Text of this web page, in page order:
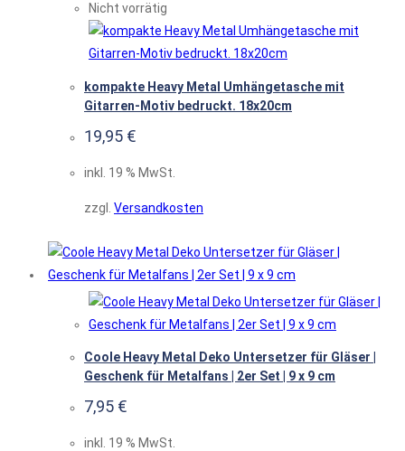
Nicht vorrätig
kompakte Heavy Metal Umhängetasche mit
Gitarren-Motiv bedruckt. 18x20cm
19,95 €
inkl. 19 % MwSt.
zzgl. Versandkosten
Coole Heavy Metal Deko Untersetzer für Gläser |
Geschenk für Metalfans | 2er Set | 9 x 9 cm
7,95 €
inkl. 19 % MwSt.